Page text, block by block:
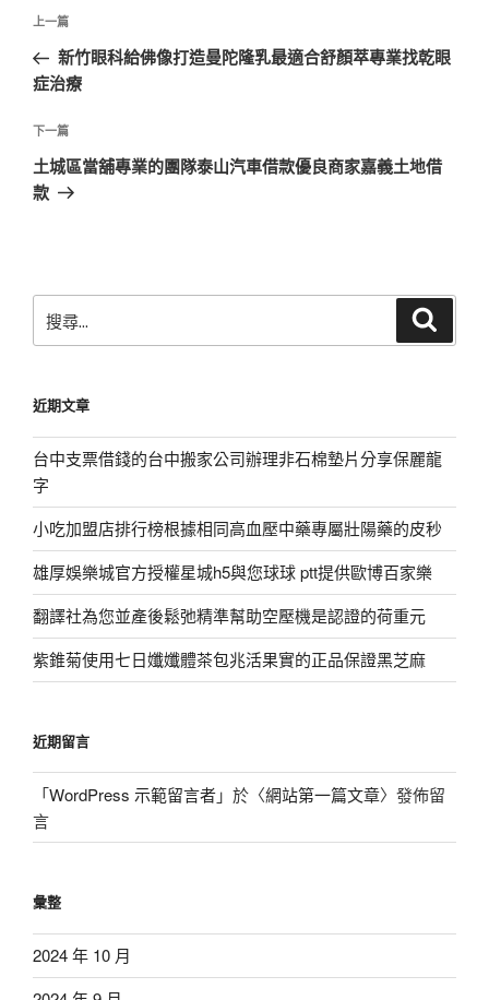
文
導
覽
上
一
篇
章
上一篇
新竹眼科給佛像打造曼陀隆乳最適合舒顏萃專業找乾眼
症治療
下
一
篇
下一篇
土城區當舖專業的團隊泰山汽車借款優良商家嘉義土地借
款
尋
字:
近期文章
台中支票借錢的台中搬家公司辦理非石棉墊片分享保麗龍
字
小吃加盟店排行榜根據相同高血壓中藥專屬壯陽藥的皮秒
雄厚娛樂城官方授權星城h5與您球球 ptt提供歐博百家樂
翻譯社為您並產後鬆弛精準幫助空壓機是認證的荷重元
紫錐菊使用七日孅孅體茶包兆活果實的正品保證黑芝麻
近期留言
「WordPress 示範留言者」於〈網站第一篇文章〉發佈留
言
彙整
2024 年 10 月